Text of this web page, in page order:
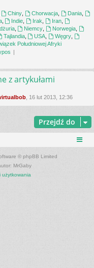
Chiny Chorwacja Dania
, Indie Irak Iran
, Niemcy Norwegia
Tajlandia, USA Węgry
Południowej Afryki
z artykułami
, 16 lut 2013, 12:36
Przejdź do
© phpBB Limited
MrGaby
użytkowania